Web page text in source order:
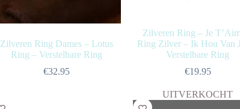
Zilveren Ring Dames – Lotus
Ring – Verstelbare Ring
€32.95
Zilveren Ring – Je
Ring Zilver – Ik Hou Van
Verstelbare Ring
€19.95
UITVERKOCHT